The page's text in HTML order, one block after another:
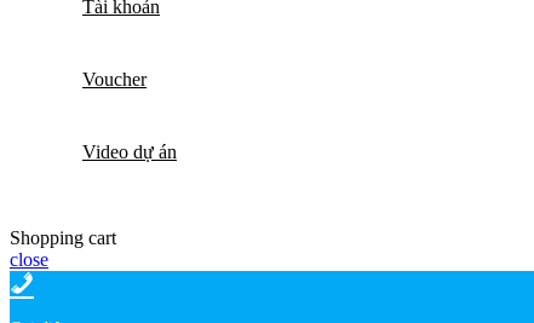
Tài khoản
Voucher
Video dự án
Shopping cart
close